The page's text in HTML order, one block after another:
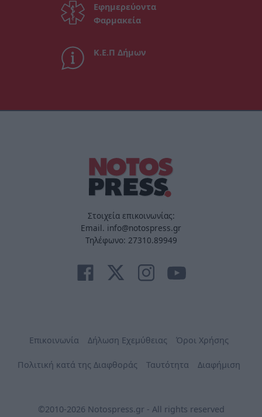
Εφημερεύοντα
Φαρμακεία
Κ.Ε.Π Δήμων
Στοιχεία επικοινωνίας:
Email. info@notospress.gr
Τηλέφωνο: 27310.89949
Επικοινωνία Δήλωση Εχεμύθειας Όροι Χρήσης
Πολιτική κατά της Διαφθοράς Ταυτότητα Διαφήμιση
©2010-2026 Notospress.gr - All rights reserved